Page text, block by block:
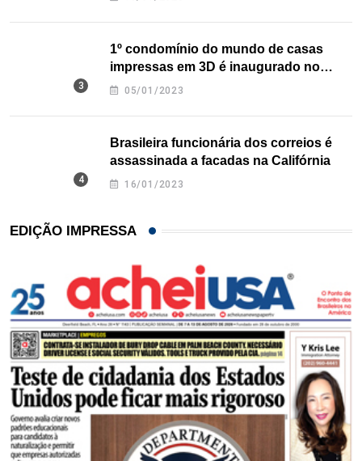
1º condomínio do mundo de casas
impressas em 3D é inaugurado no
Texas
05/01/2023
Brasileira funcionária dos correios é
assassinada a facadas na Califórnia
16/01/2023
EDIÇÃO IMPRESSA